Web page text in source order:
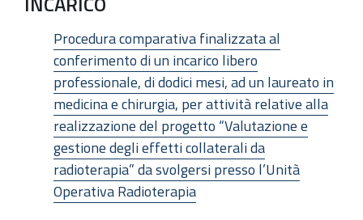
Procedura comparativa finalizzata al
conferimento di un incarico libero
professionale, di dodici mesi, ad un laureato in
medicina e chirurgia, per attività relative alla
realizzazione del progetto “Valutazione e
gestione degli effetti collaterali da
radioterapia” da svolgersi presso l’Unità
Operativa Radioterapia